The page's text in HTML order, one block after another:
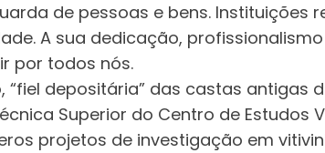
de pessoas e bens. Instituições
A sua dedicação,
por todos nós.
“fiel depositária” das castas antigas
Superior do Centro de Estudos
projetos de investigação em